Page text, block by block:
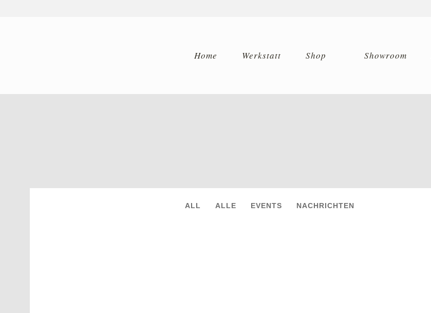
Home Werkstatt Shop Showroom
ALL ALLE EVENTS NACHRICHTEN